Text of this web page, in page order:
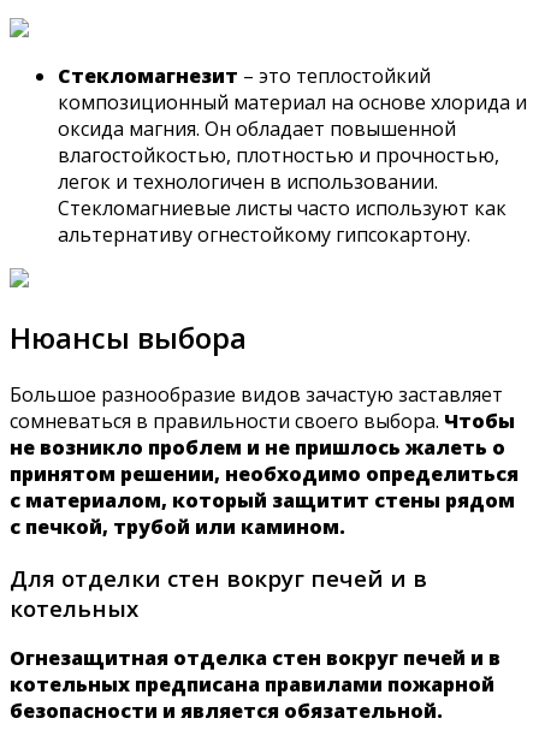
Стекломагнезит – это теплостойкий
композиционный материал на основе хлорида и
оксида магния. Он обладает повышенной
влагостойкостью, плотностью и прочностью,
легок и технологичен в использовании.
Стекломагниевые листы часто используют как
альтернативу огнестойкому гипсокартону.
Нюансы выбора
Большое разнообразие видов зачастую заставляет
сомневаться в правильности своего выбора. Чтобы
не возникло проблем и не пришлось жалеть о
принятом решении, необходимо определиться
с материалом, который защитит стены рядом
с печкой, трубой или камином.
Для отделки стен вокруг печей и в
котельных
Огнезащитная отделка стен вокруг печей и в
котельных предписана правилами пожарной
безопасности и является обязательной.